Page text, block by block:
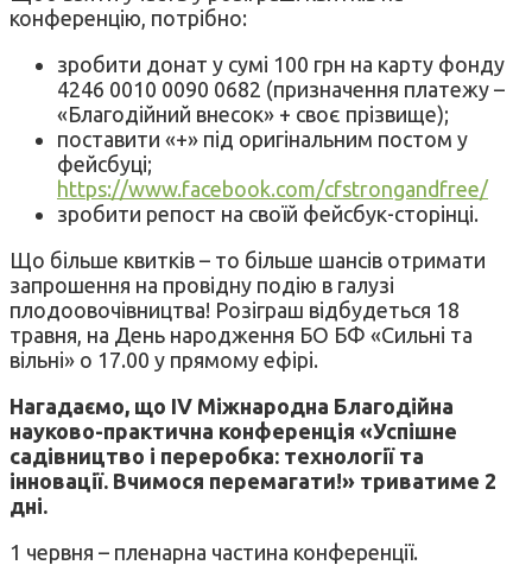
конференцію, потрібно:
зробити донат у сумі 100 грн на карту фонду
4246 0010 0090 0682 (призначення платежу –
«Благодійний внесок» + своє прізвище);
поставити «+» під оригінальним постом у
фейсбуці;
https://www.facebook.com/cfstrongandfree/
зробити репост на своїй фейсбук-сторінці.
Що більше квитків – то більше шансів отримати
запрошення на провідну подію в галузі
плодоовочівництва! Розіграш відбудеться 18
травня, на День народження БО БФ «Сильні та
вільні» о 17.00 у прямому ефірі.
Нагадаємо, що IV Міжнародна Благодійна
науково-практична конференція «Успішне
садівництво і переробка: технології та
інновації. Вчимося перемагати!» триватиме 2
дні.
1 червня – пленарна частина конференції.